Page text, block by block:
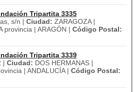
Tripartita 3335
s/n | Ciudad: ZARAGOZA |
provincia | ARAGÓN | Código Postal:
Tripartita 3339
| Ciudad: DOS HERMANAS |
| ANDALUCÍA | Código Postal: